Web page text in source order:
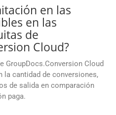
en las
en las
de
Cloud?
GroupDocs.Conversion Cloud
la cantidad de conversiones,
de salida en comparación
paga.